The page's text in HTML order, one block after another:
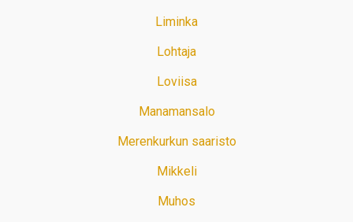
Liminka
Lohtaja
Loviisa
Manamansalo
Merenkurkun saaristo
Mikkeli
Muhos